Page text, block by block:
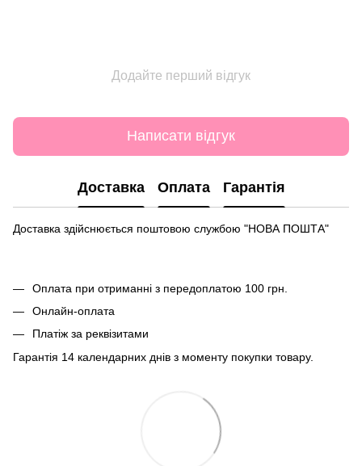
Додайте перший відгук
Написати відгук
Доставка Оплата Гарантія
Доставка здійснюється поштовою службою "НОВА ПОШТА"
Оплата при отриманні з передоплатою 100 грн.
Онлайн-оплата
Платіж за реквізитами
Гарантія 14 календарних днів з моменту покупки товару.